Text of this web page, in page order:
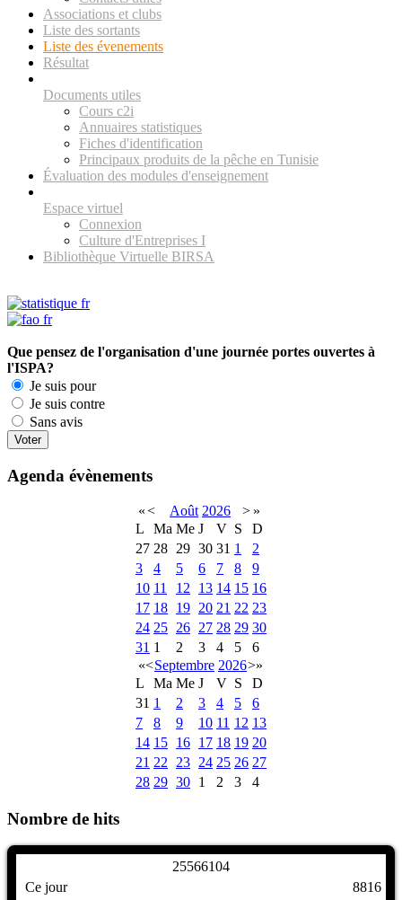
Associations et clubs
Liste des sortants
Liste des évenements
Résultat
Documents utiles
Cours c2i
Annuaires statistiques
Fiches d'identification
Principaux produits de la pêche en Tunisie
Évaluation des modules d'enseignement
Espace virtuel
Connexion
Culture d'Entreprises I
Bibliothèque Virtuelle BIRSA
Que pensez de l'organisation d'une journée portes ouvertes à
l'ISPA?
Je suis pour
Je suis contre
Sans avis
Agenda évènements
«< Août 2026 > »
L
Ma Me J V S
D
27 28 29 30 31 1
2
3
4 5 6 7 8
9
10 11 12 13 14 15 16
17 18 19 20 21 22 23
24 25 26 27 28 29 30
31 1 2 3 4 5
6
«<Septembre 2026>»
L
Ma Me J V S
D
31 1 2 3 4 5
6
7
8 9 10 11 12 13
14 15 16 17 18 19 20
21 22 23 24 25 26 27
28 29 30 1 2 3 4
Nombre de hits
25566104
Ce jour
8816